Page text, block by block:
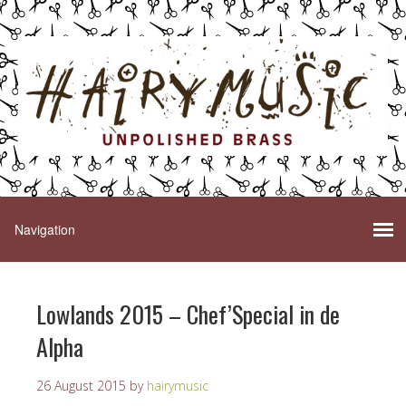
Lowlands 2015 – Chef’Special in de
Alpha
26 August 2015 by hairymusic